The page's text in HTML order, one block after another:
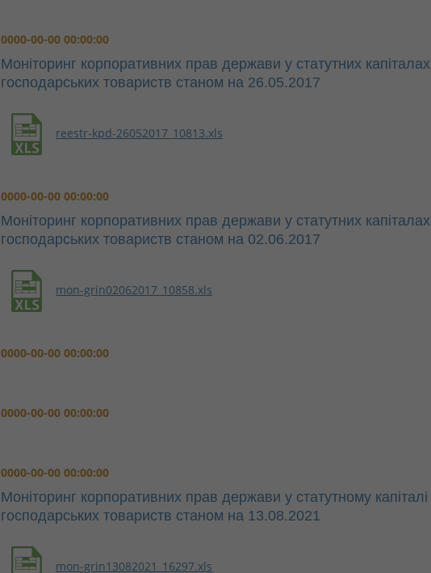
0000-00-00 00:00:00
Моніторинг корпоративних прав держави у статутних капіталах
господарських товариств станом на 26.05.2017
reestr-kpd-26052017_10813.xls
0000-00-00 00:00:00
Моніторинг корпоративних прав держави у статутних капіталах
господарських товариств станом на 02.06.2017
mon-grin02062017_10858.xls
0000-00-00 00:00:00
0000-00-00 00:00:00
0000-00-00 00:00:00
Моніторинг корпоративних прав держави у статутному капіталі
господарських товариств станом на 13.08.2021
mon-grin13082021_16297.xls